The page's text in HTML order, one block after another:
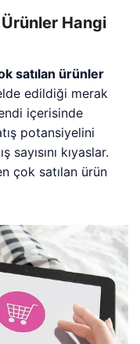
Hangi
satılan ürünler
edildiği merak
içerisinde
potansiyelini
kıyaslar.
çok satılan ürün